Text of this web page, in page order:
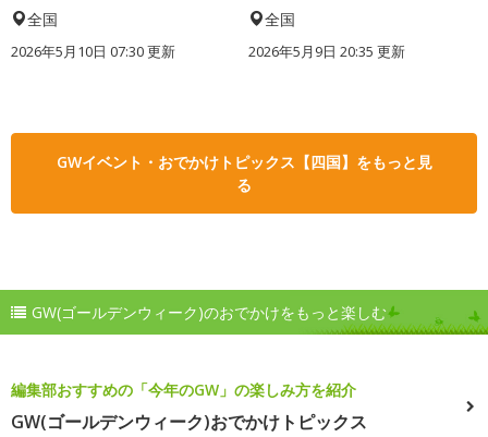
全国
2026年5月10日 07:30 更新
全国
2026年5月9日 20:35 更新
GWイベント・おでかけトピックス【四国】をもっと見
る
GW(ゴールデンウィーク)のおでかけをもっと楽しむ
編集部おすすめの「今年のGW」の楽しみ方を紹介
GW(ゴールデンウィーク)おでかけトピックス